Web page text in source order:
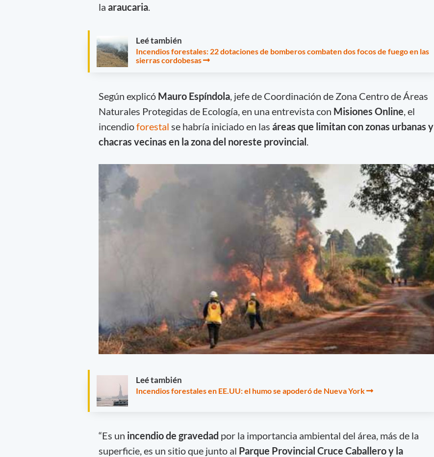
la araucaria.
Leé también
Incendios forestales: 22 dotaciones de bomberos combaten dos focos de fuego en las
sierras cordobesas
Según explicó Mauro Espíndola, jefe de Coordinación de Zona Centro de Áreas
Naturales Protegidas de Ecología, en una entrevista con Misiones Online , el
incendioforestal se habría iniciado en las áreas que limitan con zonas urbanas y
chacras vecinas en la zona del noreste provincial
Leé también
Incendios forestales en EE.UU: el humo se apoderó de Nueva York
“Es un incendio de gravedad por la importancia ambiental del área, más de la
superficie, es un sitio que junto al Parque Provincial Cruce Caballero y la